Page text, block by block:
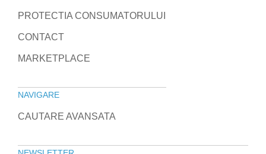
PROTECTIA CONSUMATORULUI
CONTACT
MARKETPLACE
NAVIGARE
CAUTARE AVANSATA